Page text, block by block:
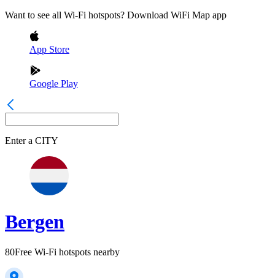
Want to see all Wi-Fi hotspots? Download WiFi Map app
App Store
Google Play
Enter a CITY
Bergen
80Free Wi-Fi hotspots nearby